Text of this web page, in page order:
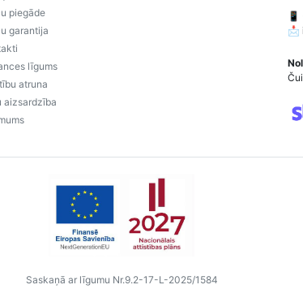
piegāde
garantija
līgums
atruna
aizsardzība
📱
📩
Saskaņā ar līgumu Nr.9.2-17-L-2025/1584